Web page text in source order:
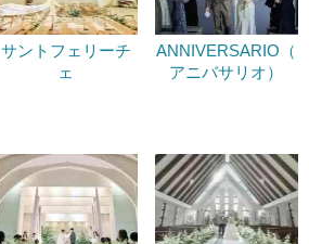
サントフェリーチ
ェ
ANNIVERSARIO（
アニバサリオ）